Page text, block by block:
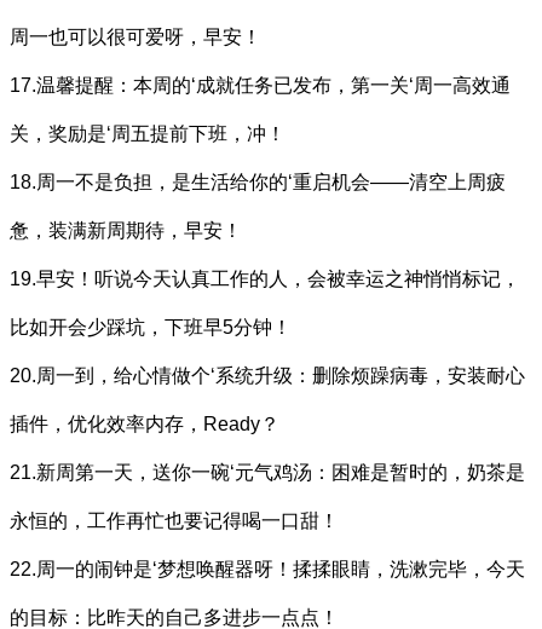
周一也可以很可爱呀，早安！
17.温馨提醒：本周的‘成就任务已发布，第一关‘周一高效通
关，奖励是‘周五提前下班，冲！
18.周一不是负担，是生活给你的‘重启机会——清空上周疲
惫，装满新周期待，早安！
19.早安！听说今天认真工作的人，会被幸运之神悄悄标记，
比如开会少踩坑，下班早5分钟！
20.周一到，给心情做个‘系统升级：删除烦躁病毒，安装耐心
插件，优化效率内存，Ready？
21.新周第一天，送你一碗‘元气鸡汤：困难是暂时的，奶茶是
永恒的，工作再忙也要记得喝一口甜！
22.周一的闹钟是‘梦想唤醒器呀！揉揉眼睛，洗漱完毕，今天
的目标：比昨天的自己多进步一点点！